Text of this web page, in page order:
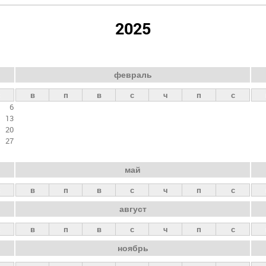
2025
6
13
20
27
февраль
в п в с ч п с
май
в п в с ч п с
август
в п в с ч п с
ноябрь